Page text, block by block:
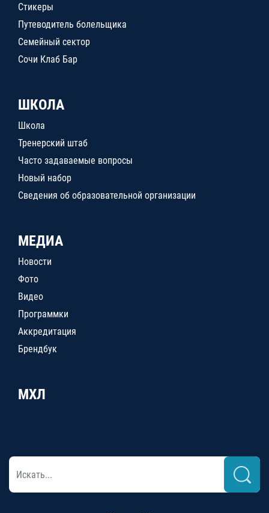
Стикеры
Путеводитель болельщика
Семейный сектор
Сочи Клаб Бар
ШКОЛА
Школа
Тренерский штаб
Часто задаваемые вопросы
Новый набор
Сведения об образовательной организации
МЕДИА
Новости
Фото
Видео
Программки
Аккредитация
Брендбук
МХЛ